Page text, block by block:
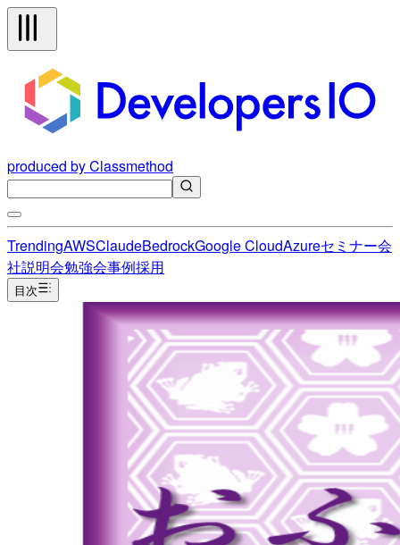
produced by Classmethod
TrendingAWSClaudeBedrockGoogle CloudAzureセミナー会
社説明会勉強会事例採用
目次